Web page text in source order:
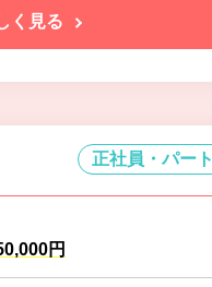
く見る
正社員・パート
円